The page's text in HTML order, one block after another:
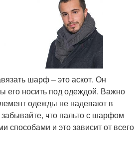
шарф – это аскот. Он
его носить под одеждой. Важно
одежды не надевают в
что пальто с шарфом
способами и это зависит от всего